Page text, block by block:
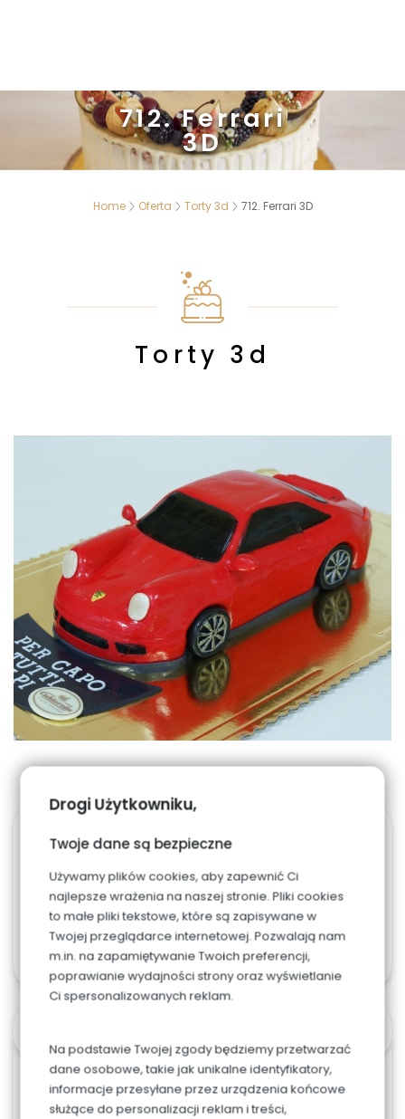
Drogi Użytkowniku,
Twoje dane są bezpieczne
Używamy plików cookies, aby zapewnić Ci
najlepsze wrażenia na naszej stronie. Pliki cookies
to małe pliki tekstowe, które są zapisywane w
Twojej przeglądarce internetowej. Pozwalają nam
m.in. na zapamiętywanie Twoich preferencji,
poprawianie wydajności strony oraz wyświetlanie
Ci spersonalizowanych reklam.
Na podstawie Twojej zgody będziemy przetwarzać
dane osobowe, takie jak unikalne identyfikatory,
informacje przesyłane przez urządzenia końcowe
służące do personalizacji reklam i treści,
712. Ferrari
3D
Home Oferta Torty 3d 712. Ferrari 3D
Torty 3d
712. Ferrari 3D
0.00zł
Możliwa zmiana koloru tortu.